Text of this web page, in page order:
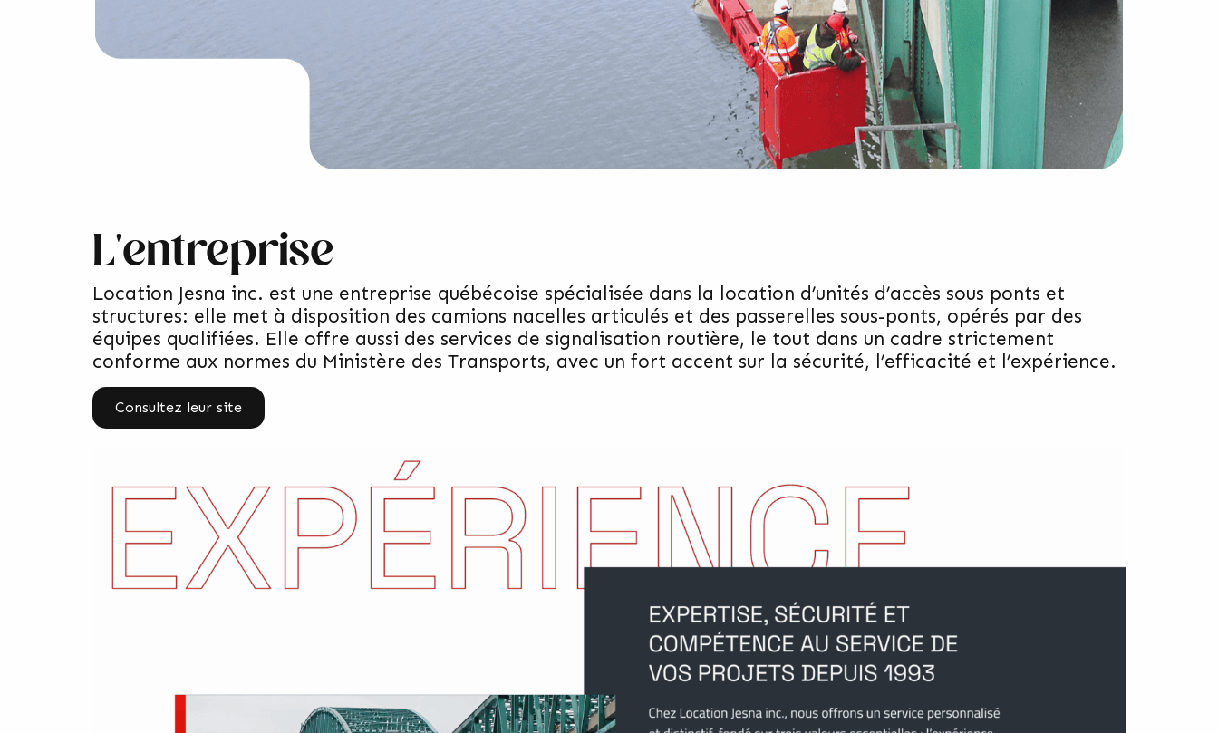
L'entreprise
Location Jesna inc. est une entreprise québécoise spécialisée dans la location d’unités d’accès sous ponts et
structures: elle met à disposition des camions nacelles articulés et des passerelles sous-ponts, opérés par des
équipes qualifiées. Elle offre aussi des services de signalisation routière, le tout dans un cadre strictement
conforme aux normes du Ministère des Transports, avec un fort accent sur la sécurité, l’efficacité et l’expérience.
Consultez leur site